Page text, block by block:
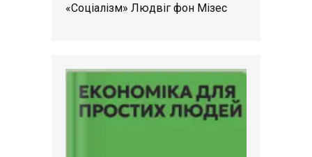
«Соціалізм» Людвіг фон Мізес